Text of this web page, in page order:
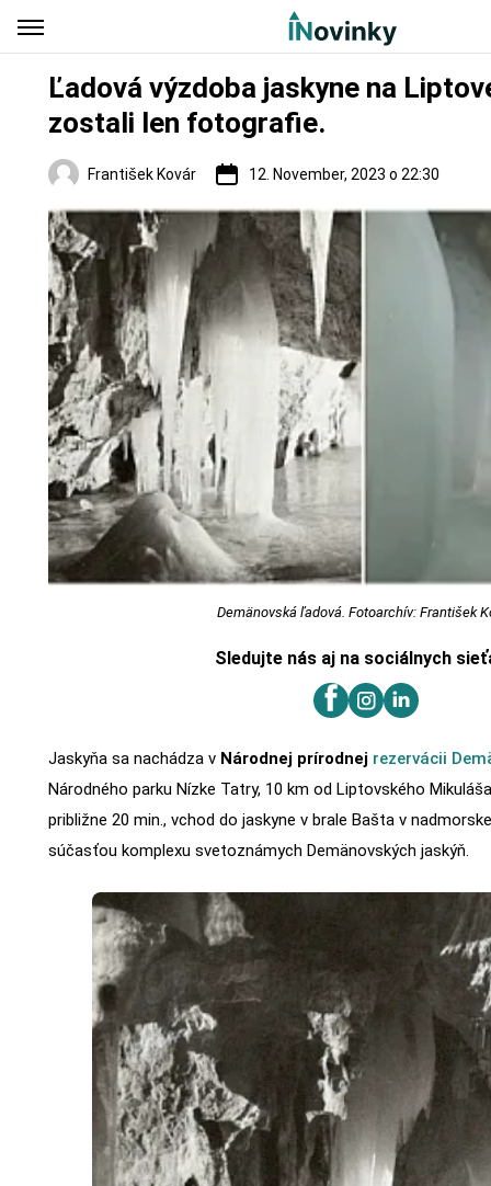
Ľadová výzdoba jaskyne na
zostali len fotografie.
František Kovár 12. November, 2023 o 22:30
Regióny
Demänovská ľadová. Fotoarchív: František
Sledujte nás aj na sociálnych
Jaskyňa sa nachádza v Národnej prírodnej rezervácii
Národného parku Nízke Tatry, 10 km od Liptovského
približne 20 min., vchod do jaskyne v brale Bašta v
súčasťou komplexu svetoznámych Demänovských jaskýň.